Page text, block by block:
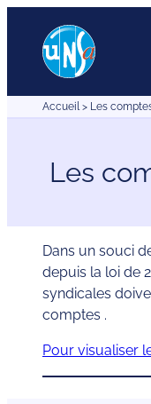
contenu
Accueil> Les
Les
Dans un souci
depuis la loi de
syndicales
comptes .
Pour visualiser